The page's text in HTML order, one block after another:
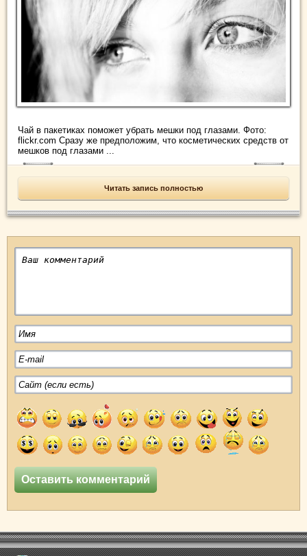
Чай в пакетиках поможет убрать мешки под глазами. Фото:
flickr.com Сразу же предположим, что косметических средств от
мешков под глазами ...
Читать запись полностью